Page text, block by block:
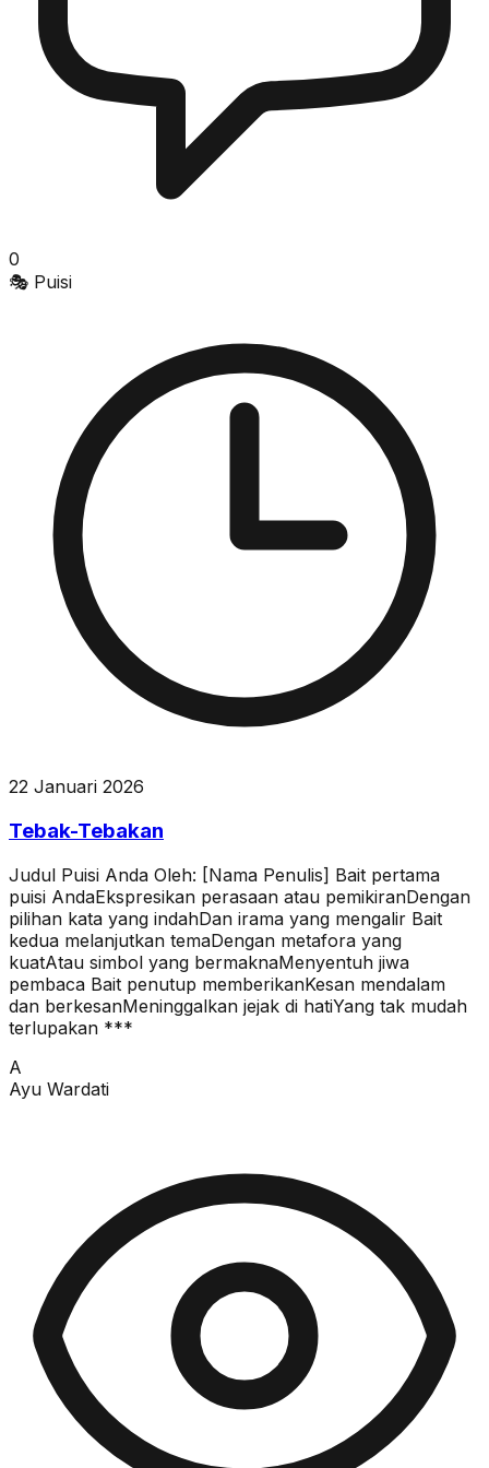
0
🎭 Puisi
22 Januari 2026
Tebak-Tebakan
Judul Puisi Anda Oleh: [Nama Penulis] Bait pertama
puisi AndaEkspresikan perasaan atau pemikiranDengan
pilihan kata yang indahDan irama yang mengalir Bait
kedua melanjutkan temaDengan metafora yang
kuatAtau simbol yang bermaknaMenyentuh jiwa
pembaca Bait penutup memberikanKesan mendalam
dan berkesanMeninggalkan jejak di hatiYang tak mudah
terlupakan ***
A
Ayu Wardati